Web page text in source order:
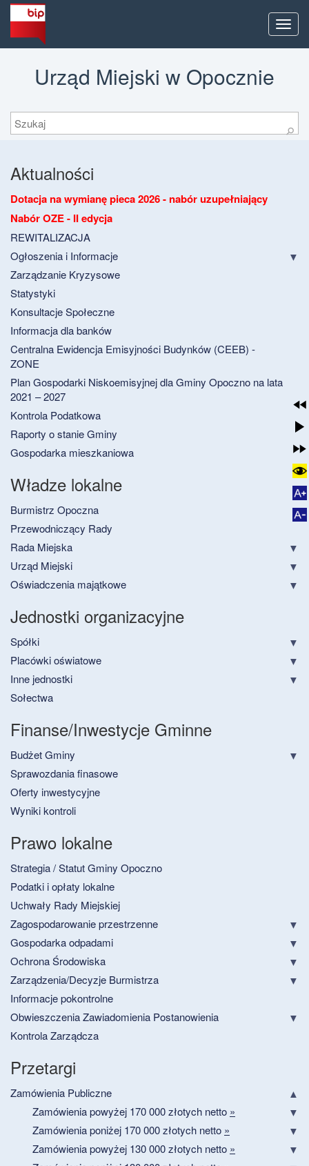
Menu
Urząd Miejski w Opocznie
Szukaj
⚲
Aktualności
Dotacja na wymianę pieca 2026 - nabór uzupełniający
Nabór OZE - II edycja
REWITALIZACJA
Ogłoszenia i Informacje
Zarządzanie Kryzysowe
Statystyki
Konsultacje Społeczne
Informacja dla banków
Centralna Ewidencja Emisyjności Budynków (CEEB) -
ZONE
Plan Gospodarki Niskoemisyjnej dla Gminy Opoczno na lata
2021 – 2027
Kontrola Podatkowa
Raporty o stanie Gminy
Gospodarka mieszkaniowa
Władze lokalne
Burmistrz Opoczna
Przewodniczący Rady
Rada Miejska
Urząd Miejski
Oświadczenia majątkowe
Jednostki organizacyjne
Spółki
Placówki oświatowe
Inne jednostki
Sołectwa
Finanse/Inwestycje Gminne
Budżet Gminy
Sprawozdania finasowe
Oferty inwestycyjne
Wyniki kontroli
Prawo lokalne
Strategia / Statut Gminy Opoczno
Podatki i opłaty lokalne
Uchwały Rady Miejskiej
Zagospodarowanie przestrzenne
Gospodarka odpadami
Ochrona Środowiska
Zarządzenia/Decyzje Burmistrza
Informacje pokontrolne
Obwieszczenia Zawiadomienia Postanowienia
Kontrola Zarządcza
Przetargi
Zamówienia Publiczne
Zamówienia powyżej 170 000 złotych netto »
Zamówienia poniżej 170 000 złotych netto »
Zamówienia powyżej 130 000 złotych netto »